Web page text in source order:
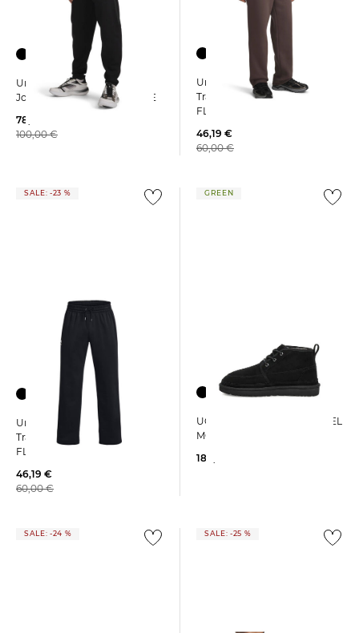
Under Armour | Herren
Jogginghose UNSTOPPABLE
78,99 €
100,00 €
Under Armour | Herren
Trainingshose UA ICON
FLEECE
46,19 €
60,00 €
SALE: -23 %
Under Armour | Herren
Trainingshose UA ICON
FLEECE
46,19 €
60,00 €
GREEN
UGG | Herren Boots NEUMEL
MOC
189,95 €
SALE: -24 % SALE: -25 %